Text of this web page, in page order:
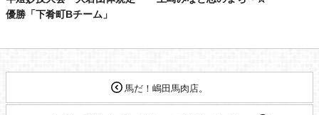
優勝「下肴町Bチーム」
馬だ！嶋田馬肉店。